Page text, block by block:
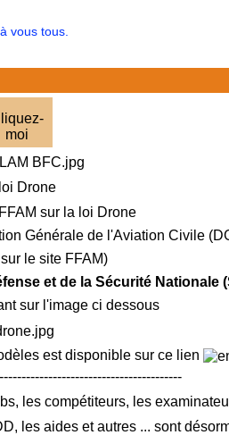
vous tous.
moi
Drone
sur la loi Drone
Générale de l'Aviation Civile
le site FFAM)
et de la Sécurité Nationale
sur l'image ci dessous
est disponible sur ce lien
les compétiteurs, les
les aides et autres ... sont